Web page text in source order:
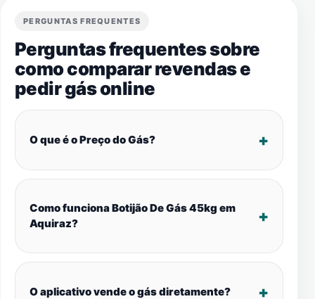
PERGUNTAS FREQUENTES
Perguntas frequentes sobre
como comparar revendas e
pedir gás online
O que é o Preço do Gás?
Como funciona Botijão De Gás 45kg em
Aquiraz?
O aplicativo vende o gás diretamente?